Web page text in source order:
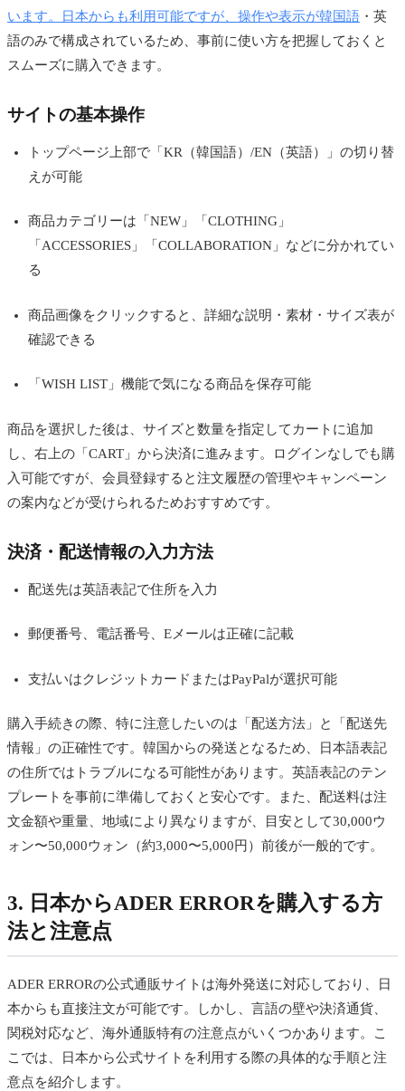
います。日本からも利用可能ですが、操作や表示が韓国語 ・英
語のみで構成されているため、事前に使い方を把握しておくと
スムーズに購入できます。
サイトの基本操作
トップページ上部で「KR（韓国語）/EN（英語）」の切り替
えが可能
商品カテゴリーは「NEW」「CLOTHING」
「ACCESSORIES」「COLLABORATION」などに分かれてい
る
商品画像をクリックすると、詳細な説明・素材・サイズ表が
確認できる
「WISH LIST」機能で気になる商品を保存可能
商品を選択した後は、サイズと数量を指定してカートに追加
し、右上の「CART」から決済に進みます。ログインなしでも購
入可能ですが、会員登録すると注文履歴の管理やキャンペーン
の案内などが受けられるためおすすめです。
決済・配送情報の入力方法
配送先は英語表記で住所を入力
郵便番号、電話番号、Eメールは正確に記載
支払いはクレジットカードまたはPayPalが選択可能
購入手続きの際、特に注意したいのは「配送方法」と「配送先
情報」の正確性です。韓国からの発送となるため、日本語表記
の住所ではトラブルになる可能性があります。英語表記のテン
プレートを事前に準備しておくと安心です。また、配送料は注
文金額や重量、地域により異なりますが、目安として30,000ウ
ォン〜50,000ウォン（約3,000〜5,000円）前後が一般的です。
3. 日本からADER ERRORを購入する方
法と注意点
ADER ERRORの公式通販サイトは海外発送に対応しており、日
本からも直接注文が可能です。しかし、言語の壁や決済通貨、
関税対応など、海外通販特有の注意点がいくつかあります。こ
こでは、日本から公式サイトを利用する際の具体的な手順と注
意点を紹介します。